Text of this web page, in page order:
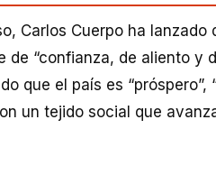
Carlos Cuerpo ha lanzado
de “confianza, de aliento y
que el país es “próspero”,
un tejido social que